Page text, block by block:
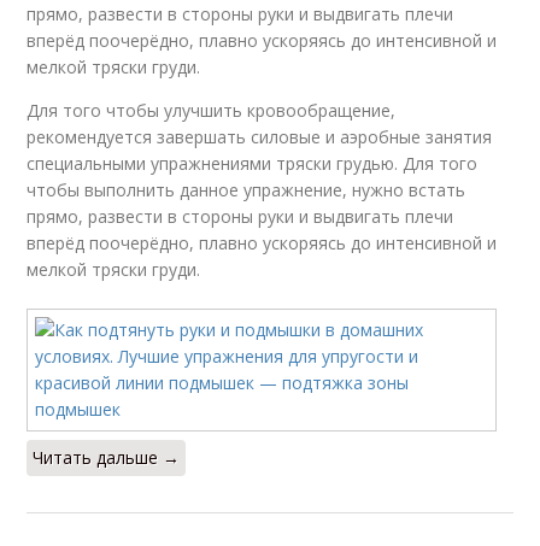
прямо, развести в стороны руки и выдвигать плечи
вперёд поочерёдно, плавно ускоряясь до интенсивной и
мелкой тряски груди.
Для того чтобы улучшить кровообращение,
рекомендуется завершать силовые и аэробные занятия
специальными упражнениями тряски грудью. Для того
чтобы выполнить данное упражнение, нужно встать
прямо, развести в стороны руки и выдвигать плечи
вперёд поочерёдно, плавно ускоряясь до интенсивной и
мелкой тряски груди.
Читать дальше →